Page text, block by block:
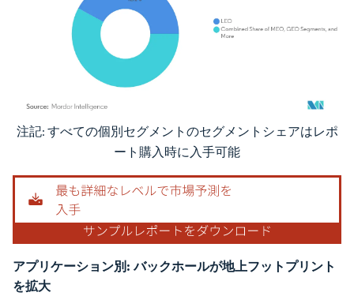
画像 © Mordor Intelligence。再利用にはCC BY 4.0の表示が必要です。
注記: すべての個別セグメントのセグメントシェアはレポ
ート購入時に入手可能
アプリケーション別: バックホールが地上フットプリント
を拡大